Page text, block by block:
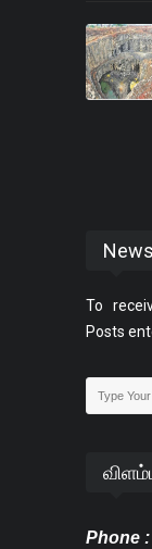
To
Posts
Phone :